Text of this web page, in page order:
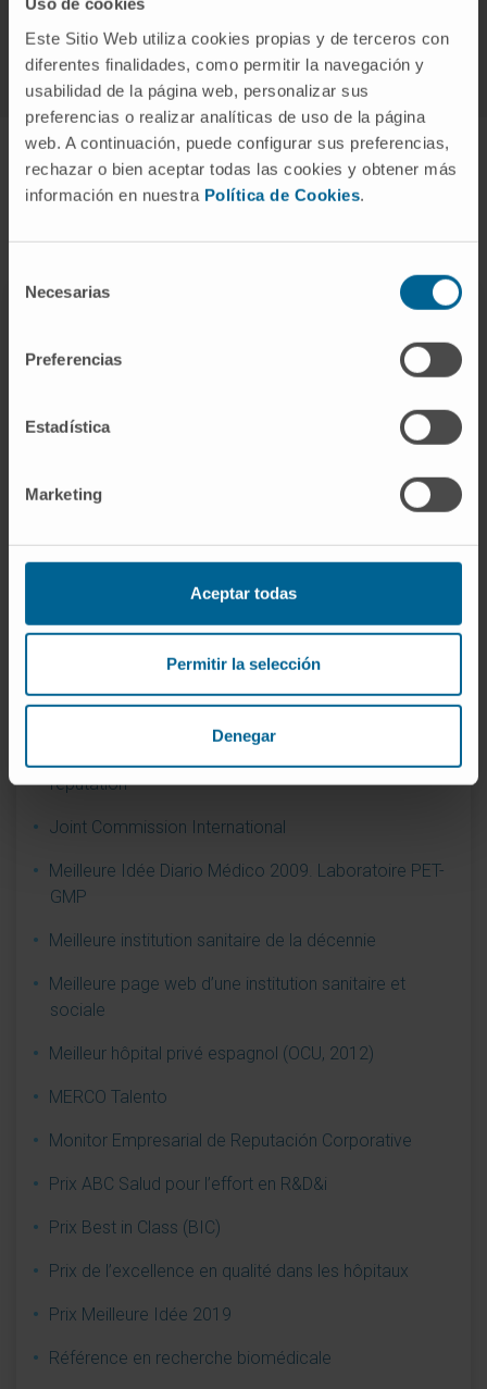
Este Sitio Web utiliza cookies propias y de terceros con
diferentes finalidades, como permitir la navegación y
usabilidad de la página web, personalizar sus
preferencias o realizar analíticas de uso de la página
web. A continuación, puede configurar sus preferencias,
rechazar o bien aceptar todas las cookies y obtener más
información en nuestra Política de Cookies.
Necesarias
Preferencias
Estadística
Marketing
Aceptar todas
Permitir la selección
Denegar
Autres prix et reconnaissances
Accréditation AEMED – Laboratoire de
Accréditation en tant que Centre d’Excellence dans le
Accréditation en tant que Centre d’Excellence en
et des Soins Palliatifs
coronavirus
réputation
Joint Commission International
Meilleure Idée Diario Médico 2009. Laboratoire PET-
GMP
Meilleure institution sanitaire de la décennie
Meilleure page web d’une institution sanitaire et
sociale
Meilleur hôpital privé espagnol (OCU, 2012)
MERCO Talento
Monitor Empresarial de Reputación Corporative
Prix ABC Salud pour l’effort en R&D&i
Prix Best in Class (BIC)
Prix de l’excellence en qualité dans les hôpitaux
Prix Meilleure Idée 2019
Référence en recherche biomédicale